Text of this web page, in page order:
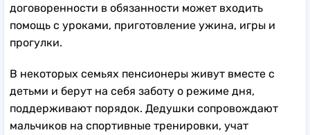
договоренности в обязанности может входить
помощь с уроками, приготовление ужина, игры и
прогулки.
В некоторых семьях пенсионеры живут вместе с
детьми и берут на себя заботу о режиме дня,
поддерживают порядок. Дедушки сопровождают
мальчиков на спортивные тренировки, учат